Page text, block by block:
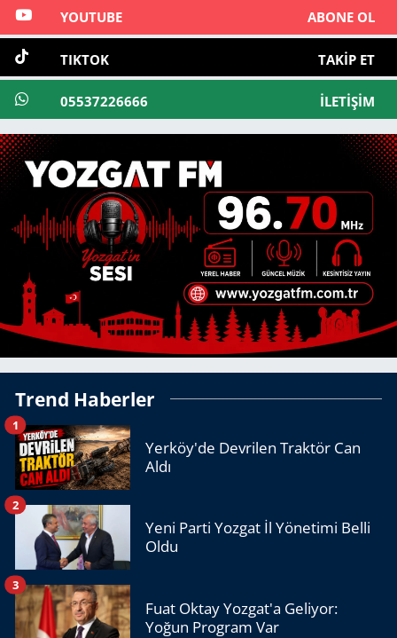
YOUTUBE ABONE OL
TIKTOK TAKIP ET
05537226666 İLETIŞIM
Trend Haberler
Yerköy'de Devrilen Traktör Can
Aldı
1
Yeni Parti Yozgat İl Yönetimi Belli
Oldu
2
Fuat Oktay Yozgat'a Geliyor:
Yoğun Program Var
3